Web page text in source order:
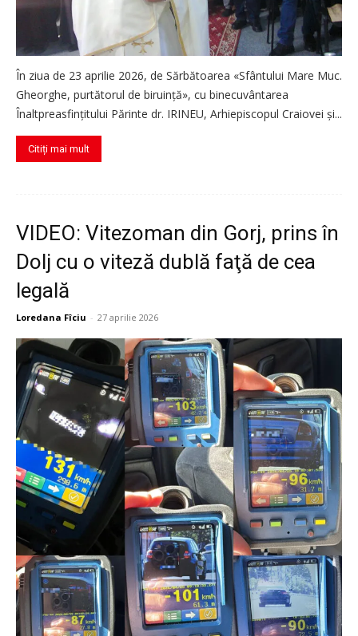
În ziua de 23 aprilie 2026, de Sărbătoarea «Sfântului Mare Muc.
Gheorghe, purtătorul de biruinţă», cu binecuvântarea
Înaltpreasfinţitului Părinte dr. IRINEU, Arhiepiscopul Craiovei şi...
Citiți mai mult
VIDEO: Vitezoman din Gorj, prins în
Dolj cu o viteză dublă faţă de cea
legală
Loredana Fîciu - 27 aprilie 2026